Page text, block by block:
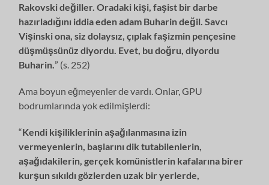
Rakovski değiller. Oradaki kişi, faşist bir darbe
hazırladığını iddia eden adam Buharin değil. Savcı
Vişinski ona, siz dolaysız, çıplak faşizmin pençesine
düşmüşsünüz diyordu. Evet, bu doğru, diyordu
Buharin. ” (s. 252)
Ama boyun eğmeyenler de vardı. Onlar, GPU
bodrumlarında yok edilmişlerdi:
“Kendi kişiliklerinin aşağılanmasına izin
vermeyenlerin, başlarını dik tutabilenlerin,
aşağıdakilerin, gerçek komünistlerin kafalarına birer
kurşun sıkıldı gözlerden uzak bir yerlerde,